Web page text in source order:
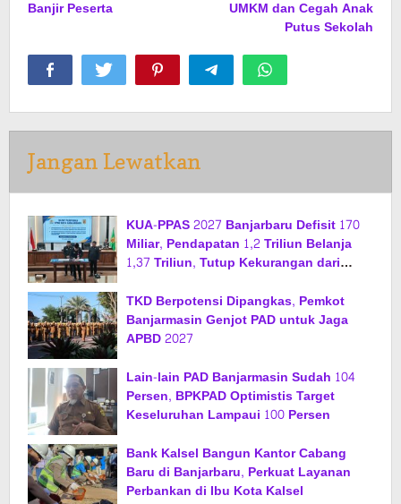
Banjir Peserta
UMKM dan Cegah Anak
Putus Sekolah
Jangan Lewatkan
KUA-PPAS 2027 Banjarbaru Defisit 170
Miliar, Pendapatan 1,2 Triliun Belanja
1,37 Triliun, Tutup Kekurangan dari
TKD Berpotensi Dipangkas, Pemkot
Banjarmasin Genjot PAD untuk Jaga
APBD 2027
Lain-lain PAD Banjarmasin Sudah 104
Persen, BPKPAD Optimistis Target
Keseluruhan Lampaui 100 Persen
Bank Kalsel Bangun Kantor Cabang
Baru di Banjarbaru, Perkuat Layanan
Perbankan di Ibu Kota Kalsel